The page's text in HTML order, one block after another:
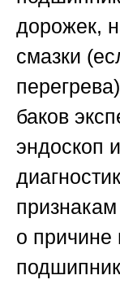
дорожек,
смазки
баков
эндоскоп
о причине